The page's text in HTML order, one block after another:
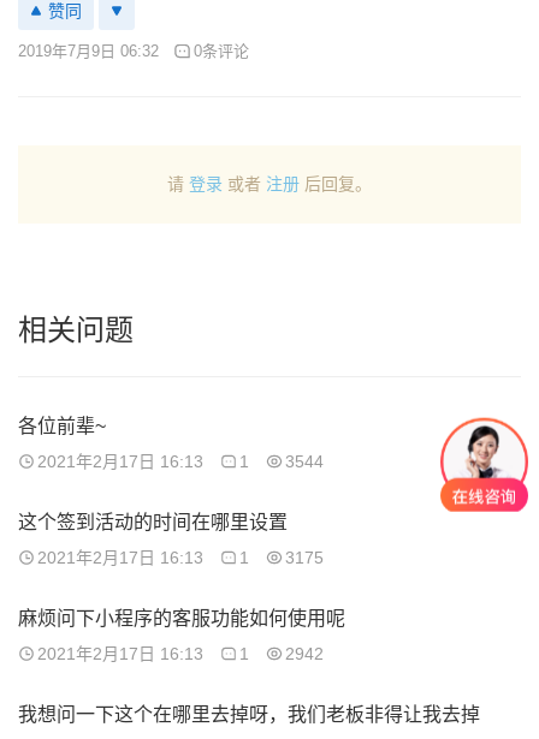
赞同
2019年7月9日 06:32 0条评论
请 登录 或者 注册 后回复。
相关问题
各位前辈~
2021年2月17日 16:13 1 3544
这个签到活动的时间在哪里设置
2021年2月17日 16:13 1 3175
麻烦问下小程序的客服功能如何使用呢
2021年2月17日 16:13 1 2942
我想问一下这个在哪里去掉呀，我们老板非得让我去掉